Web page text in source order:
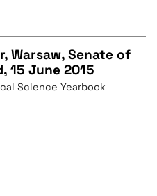
Warsaw, Senate of
15 June 2015
Science Yearbook